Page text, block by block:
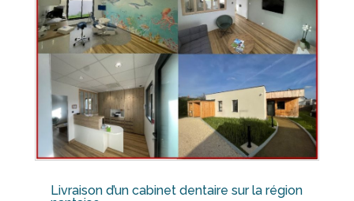
Livraison d’un cabinet dentaire sur la région